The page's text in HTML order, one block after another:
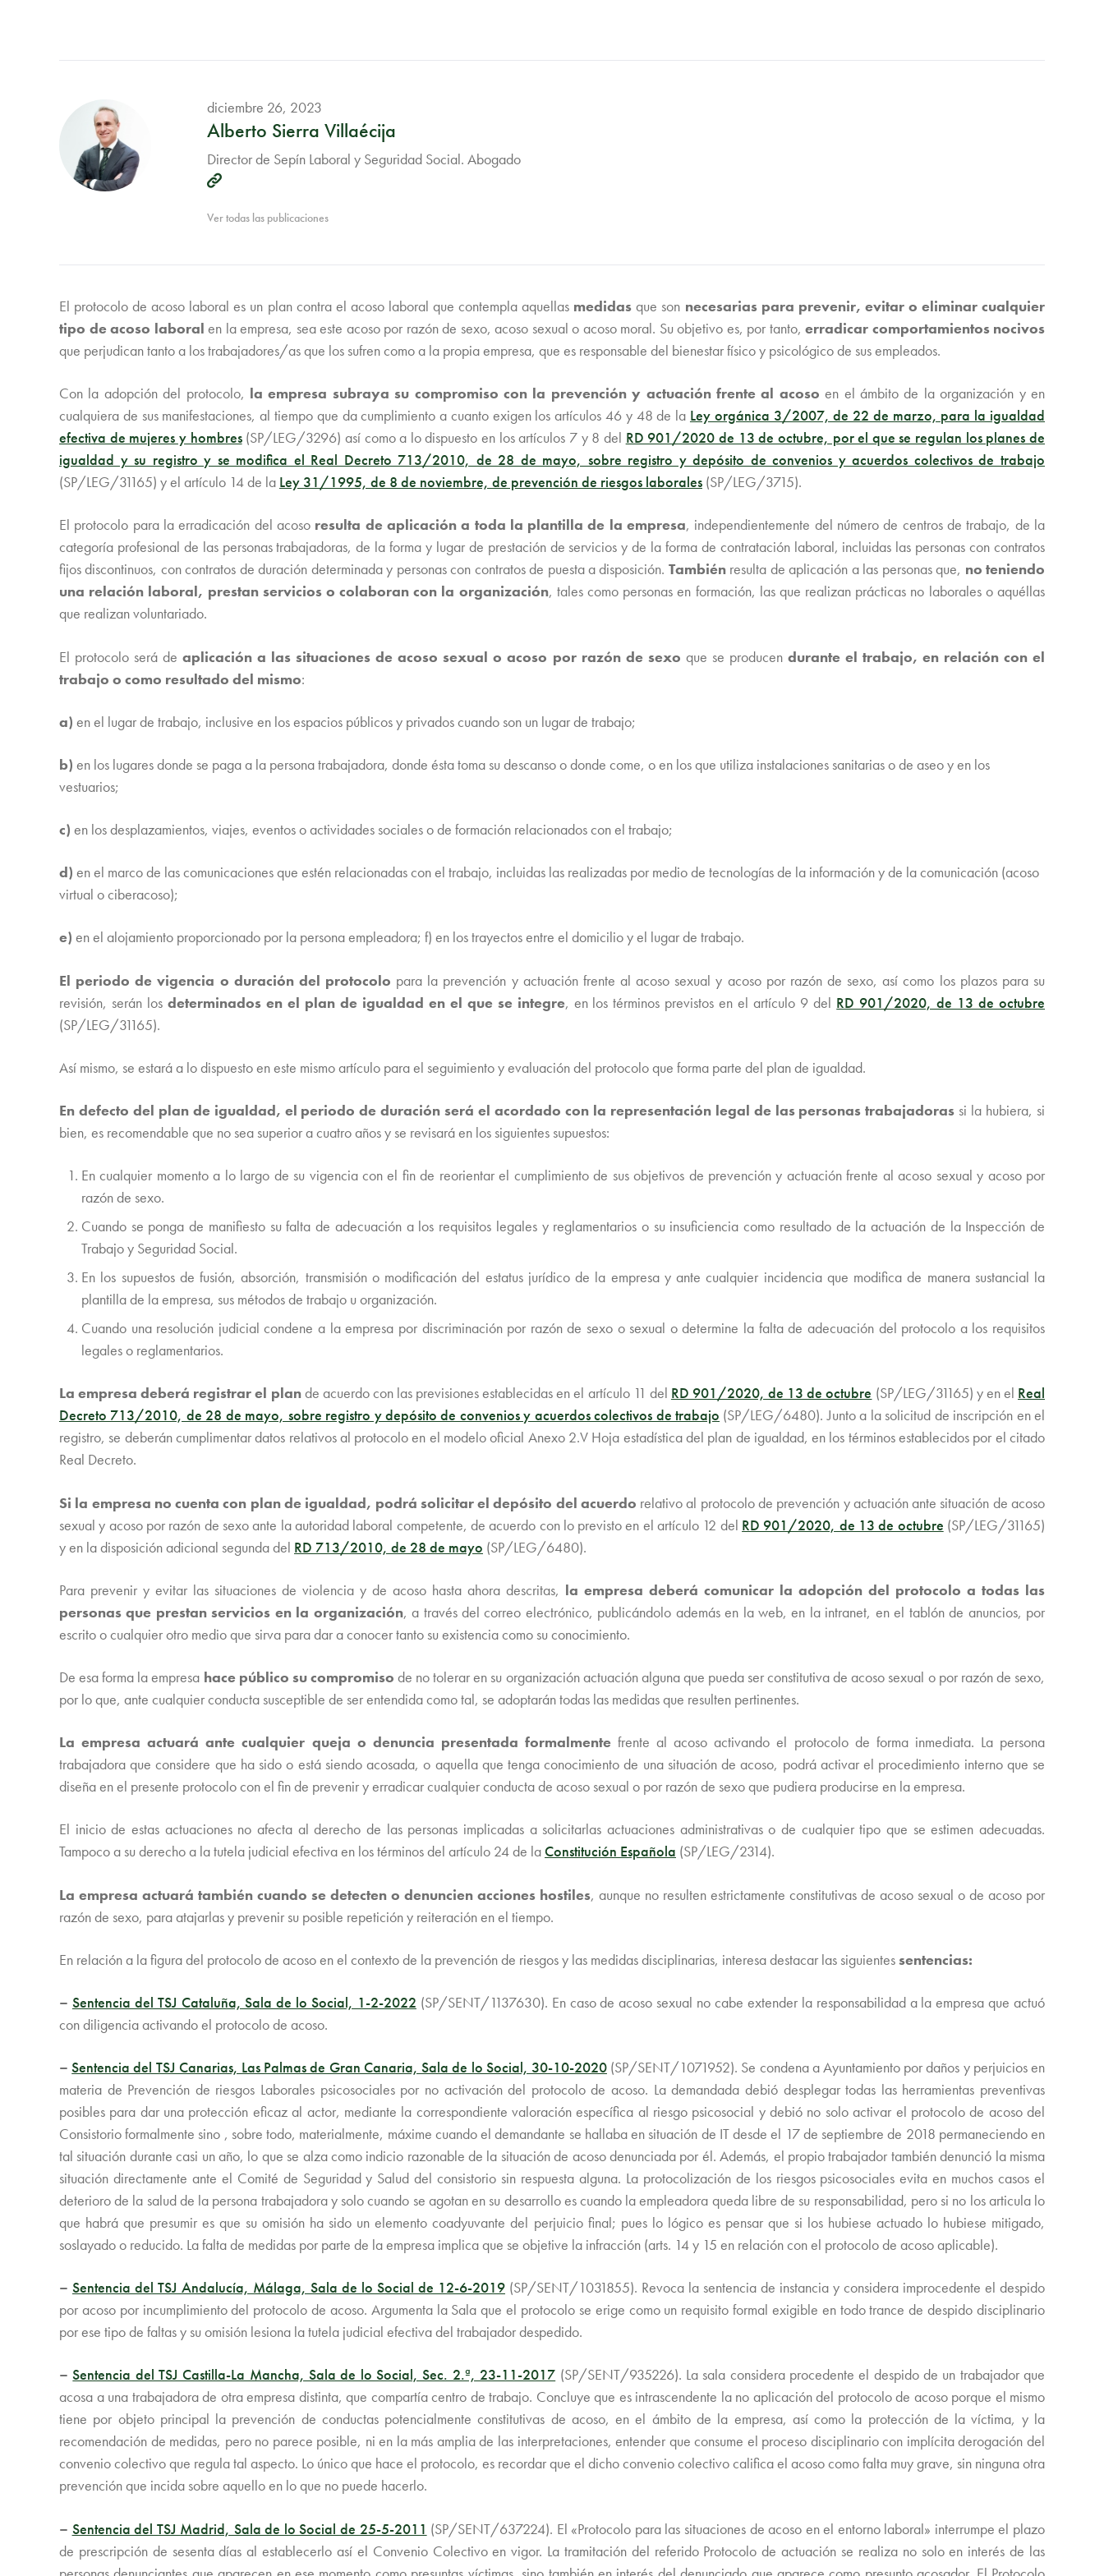
diciembre 26, 2023
Alberto Sierra Villaécija
Director de Sepín Laboral y Seguridad Social. Abogado
Ver todas las publicaciones
El protocolo de acoso laboral es un plan contra el acoso laboral que contempla aquellas medidas que son necesarias para prevenir, evitar o eliminar cualquier
tipo de acoso laboral en la empresa, sea este acoso por razón de sexo, acoso sexual o acoso moral. Su objetivo es, por tanto, erradicar comportamientos nocivos
que perjudican tanto a los trabajadores/as que los sufren como a la propia empresa, que es responsable del bienestar físico y psicológico de sus empleados.
Con la adopción del protocolo, la empresa subraya su compromiso con la prevención y actuación frente al acoso en el ámbito de la organización y en
cualquiera de sus manifestaciones, al tiempo que da cumplimiento a cuanto exigen los artículos 46 y 48 de la Ley orgánica 3/2007, de 22 de marzo, para la igualdad
efectiva de mujeres y hombres(SP/LEG/3296) así como a lo dispuesto en los artículos 7 y 8 del RD 901/2020 de 13 de octubre, por el que se regulan los planes de
igualdad y su registro y se modifica el Real Decreto 713/2010, de 28 de mayo, sobre registro y depósito de convenios y acuerdos colectivos de trabajo
(SP/LEG/31165) y el artículo 14 de la Ley 31/1995, de 8 de noviembre, de prevención de riesgos laborales (SP/LEG/3715).
El protocolo para la erradicación del acoso resulta de aplicación a toda la plantilla de la empresa, independientemente del número de centros de trabajo, de la
categoría profesional de las personas trabajadoras, de la forma y lugar de prestación de servicios y de la forma de contratación laboral, incluidas las personas con contratos
fijos discontinuos, con contratos de duración determinada y personas con contratos de puesta a disposición. Tambiénresulta de aplicación a las personas que, no teniendo
una relación laboral, prestan servicios o colaboran con la organización, tales como personas en formación, las que realizan prácticas no laborales o aquéllas
que realizan voluntariado.
El protocolo será deaplicación a las situaciones de acoso sexual o acoso por razón de sexo que se producen durante el trabajo, en relación con el
trabajo o como resultado del mismo:
a) en el lugar de trabajo, inclusive en los espacios públicos y privados cuando son un lugar de trabajo;
b) en los lugares donde se paga a la persona trabajadora, donde ésta toma su descanso o donde come, o en los que utiliza instalaciones sanitarias o de aseo y en los
vestuarios;
c) en los desplazamientos, viajes, eventos o actividades sociales o de formación relacionados con el trabajo;
d) en el marco de las comunicaciones que estén relacionadas con el trabajo, incluidas las realizadas por medio de tecnologías de la información y de la comunicación (acoso
virtual o ciberacoso);
e) en el alojamiento proporcionado por la persona empleadora; f) en los trayectos entre el domicilio y el lugar de trabajo.
El periodo de vigencia o duración del protocolo para la prevención y actuación frente al acoso sexual y acoso por razón de sexo, así como los plazos para su
revisión, serán los determinados en el plan de igualdad en el que se integre, en los términos previstos en el artículo 9 del RD 901/2020, de 13 de octubre
(SP/LEG/31165).
Así mismo, se estará a lo dispuesto en este mismo artículo para el seguimiento y evaluación del protocolo que forma parte del plan de igualdad.
En defecto del plan de igualdad, el periodo de duración será el acordado con la representación legal de las personas trabajadoras si la hubiera, si
bien, es recomendable que no sea superior a cuatro años y se revisará en los siguientes supuestos:
En cualquier momento a lo largo de su vigencia con el fin de reorientar el cumplimiento de sus objetivos de prevención y actuación frente al acoso sexual y acoso por
razón de sexo.
Cuando se ponga de manifiesto su falta de adecuación a los requisitos legales y reglamentarios o su insuficiencia como resultado de la actuación de la Inspección de
Trabajo y Seguridad Social.
En los supuestos de fusión, absorción, transmisión o modificación del estatus jurídico de la empresa y ante cualquier incidencia que modifica de manera sustancial la
plantilla de la empresa, sus métodos de trabajo u organización.
Cuando una resolución judicial condene a la empresa por discriminación por razón de sexo o sexual o determine la falta de adecuación del protocolo a los requisitos
legales o reglamentarios.
La empresa deberá registrar el plande acuerdo con las previsiones establecidas en el artículo 11 del RD 901/2020, de 13 de octubre (SP/LEG/31165) y en el Real
Decreto 713/2010, de 28 de mayo, sobre registro y depósito de convenios y acuerdos colectivos de trabajo (SP/LEG/6480). Junto a la solicitud de inscripción en el
registro, se deberán cumplimentar datos relativos al protocolo en el modelo oficial Anexo 2.V Hoja estadística del plan de igualdad, en los términos establecidos por el citado
Real Decreto.
Si la empresa no cuenta con plan de igualdad, podrá solicitar el depósito del acuerdo relativo al protocolo de prevención y actuación ante situación de acoso
sexual y acoso por razón de sexo ante la autoridad laboral competente, de acuerdo con lo previsto en el artículo 12 del RD 901/2020, de 13 de octubre (SP/LEG/31165)
y en la disposición adicional segunda del RD 713/2010, de 28 de mayo (SP/LEG/6480).
Para prevenir y evitar las situaciones de violencia y de acoso hasta ahora descritas, la empresa deberá comunicar la adopción del protocolo a todas las
personas que prestan servicios en la organización, a través del correo electrónico, publicándolo además en la web, en la intranet, en el tablón de anuncios, por
escrito o cualquier otro medio que sirva para dar a conocer tanto su existencia como su conocimiento.
De esa forma la empresa hace público su compromiso de no tolerar en su organización actuación alguna que pueda ser constitutiva de acoso sexual o por razón de sexo,
por lo que, ante cualquier conducta susceptible de ser entendida como tal, se adoptarán todas las medidas que resulten pertinentes.
La empresa actuará ante cualquier queja o denuncia presentada formalmentefrente al acoso activando el protocolo de forma inmediata. La persona
trabajadora que considere que ha sido o está siendo acosada, o aquella que tenga conocimiento de una situación de acoso, podrá activar el procedimiento interno que se
diseña en el presente protocolo con el fin de prevenir y erradicar cualquier conducta de acoso sexual o por razón de sexo que pudiera producirse en la empresa.
El inicio de estas actuaciones no afecta al derecho de las personas implicadas a solicitarlas actuaciones administrativas o de cualquier tipo que se estimen adecuadas.
Tampoco a su derecho a la tutela judicial efectiva en los términos del artículo 24 de la Constitución Española (SP/LEG/2314).
La empresa actuará también cuando se detecten o denuncien acciones hostiles, aunque no resulten estrictamente constitutivas de acoso sexual o de acoso por
razón de sexo, para atajarlas y prevenir su posible repetición y reiteración en el tiempo.
En relación a la figura del protocolo de acoso en el contexto de la prevención de riesgos y las medidas disciplinarias, interesa destacar las siguientessentencias:
– Sentencia del TSJ Cataluña, Sala de lo Social, 1-2-2022 (SP/SENT/1137630). En caso de acoso sexual no cabe extender la responsabilidad a la empresa que actuó
con diligencia activando el protocolo de acoso.
–Sentencia del TSJ Canarias, Las Palmas de Gran Canaria, Sala de lo Social, 30-10-2020 (SP/SENT/1071952). Se condena a Ayuntamiento por daños y perjuicios en
materia de Prevención de riesgos Laborales psicosociales por no activación del protocolo de acoso. La demandada debió desplegar todas las herramientas preventivas
posibles para dar una protección eficaz al actor, mediante la correspondiente valoración específica al riesgo psicosocial y debió no solo activar el protocolo de acoso del
Consistorio formalmente sino , sobre todo, materialmente, máxime cuando el demandante se hallaba en situación de IT desde el 17 de septiembre de 2018 permaneciendo en
tal situación durante casi un año, lo que se alza como indicio razonable de la situación de acoso denunciada por él. Además, el propio trabajador también denunció la misma
situación directamente ante el Comité de Seguridad y Salud del consistorio sin respuesta alguna. La protocolización de los riesgos psicosociales evita en muchos casos el
deterioro de la salud de la persona trabajadora y solo cuando se agotan en su desarrollo es cuando la empleadora queda libre de su responsabilidad, pero si no los articula lo
que habrá que presumir es que su omisión ha sido un elemento coadyuvante del perjuicio final; pues lo lógico es pensar que si los hubiese actuado lo hubiese mitigado,
soslayado o reducido. La falta de medidas por parte de la empresa implica que se objetive la infracción (arts. 14 y 15 en relación con el protocolo de acoso aplicable).
– Sentencia del TSJ Andalucía, Málaga, Sala de lo Social de 12-6-2019 (SP/SENT/1031855). Revoca la sentencia de instancia y considera improcedente el despido
por acoso por incumplimiento del protocolo de acoso. Argumenta la Sala que el protocolo se erige como un requisito formal exigible en todo trance de despido disciplinario
por ese tipo de faltas y su omisión lesiona la tutela judicial efectiva del trabajador despedido.
–Sentencia del TSJ Castilla-La Mancha, Sala de lo Social, Sec. 2.ª, 23-11-2017 (SP/SENT/935226). La sala considera procedente el despido de un trabajador que
acosa a una trabajadora de otra empresa distinta, que compartía centro de trabajo. Concluye que es intrascendente la no aplicación del protocolo de acoso porque el mismo
tiene por objeto principal la prevención de conductas potencialmente constitutivas de acoso, en el ámbito de la empresa, así como la protección de la víctima, y la
recomendación de medidas, pero no parece posible, ni en la más amplia de las interpretaciones, entender que consume el proceso disciplinario con implícita derogación del
convenio colectivo que regula tal aspecto. Lo único que hace el protocolo, es recordar que el dicho convenio colectivo califica el acoso como falta muy grave, sin ninguna otra
prevención que incida sobre aquello en lo que no puede hacerlo.
– Sentencia del TSJ Madrid, Sala de lo Social de 25-5-2011 (SP/SENT/637224). El «Protocolo para las situaciones de acoso en el entorno laboral» interrumpe el plazo
de prescripción de sesenta días al establecerlo así el Convenio Colectivo en vigor. La tramitación del referido Protocolo de actuación se realiza no solo en interés de las